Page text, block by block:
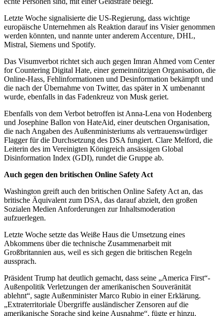
Letzte Woche signalisierte die US-Regierung, dass wichtige
europäische Unternehmen als Reaktion darauf ins Visier genommen
werden könnten, und nannte unter anderem Accenture, DHL,
Mistral, Siemens und Spotify.
Das Visumverbot richtet sich auch gegen Imran Ahmed vom Center
for Countering Digital Hate, einer gemeinnützigen Organisation, die
Online-Hass, Fehlinformationen und Desinformation bekämpft und
die nach der Übernahme von Twitter, das später in X umbenannt
wurde, ebenfalls in das Fadenkreuz von Musk geriet.
Ebenfalls von dem Verbot betroffen ist Anna-Lena von Hodenberg
und Josephine Ballon von HateAid, einer deutschen Organisation,
die nach Angaben des Außenministeriums als vertrauenswürdiger
Flagger für die Durchsetzung des DSA fungiert. Clare Melford, die
Leiterin des im Vereinigten Königreich ansässigen Global
Disinformation Index (GDI), rundet die Gruppe ab.
Auch gegen den britischen Online Safety Act
Washington greift auch den britischen Online Safety Act an, das
britische Äquivalent zum DSA, das darauf abzielt, den großen
Sozialen Medien Anforderungen zur Inhaltsmoderation
aufzuerlegen.
Letzte Woche setzte das Weiße Haus die Umsetzung eines
Abkommens über die technische Zusammenarbeit mit
Großbritannien aus, weil es sich gegen die britischen Regeln
aussprach.
Präsident Trump hat deutlich gemacht, dass seine „America First“-
Außenpolitik Verletzungen der amerikanischen Souveränität
ablehnt“, sagte Außenminister Marco Rubio in einer Erklärung.
„Extraterritoriale Übergriffe ausländischer Zensoren auf die
amerikanische Sprache sind keine Ausnahme“, fügte er hinzu.